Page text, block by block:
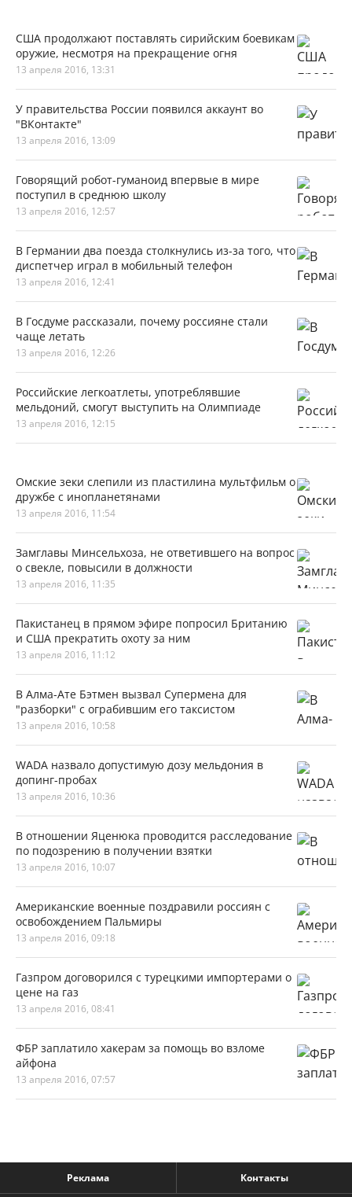
США продолжают поставлять сирийским боевикам
оружие, несмотря на прекращение огня
13 апреля 2016, 13:31
У правительства России появился аккаунт во
"ВКонтакте"
13 апреля 2016, 13:09
Говорящий робот-гуманоид впервые в мире
поступил в среднюю школу
13 апреля 2016, 12:57
В Германии два поезда столкнулись из-за того, что
диспетчер играл в мобильный телефон
13 апреля 2016, 12:41
В Госдуме рассказали, почему россияне стали
чаще летать
13 апреля 2016, 12:26
Российские легкоатлеты, употреблявшие
мельдоний, смогут выступить на Олимпиаде
13 апреля 2016, 12:15
Омские зеки слепили из пластилина мультфильм о
дружбе с инопланетянами
13 апреля 2016, 11:54
Замглавы Минсельхоза, не ответившего на вопрос
о свекле, повысили в должности
13 апреля 2016, 11:35
Пакистанец в прямом эфире попросил Британию
и США прекратить охоту за ним
13 апреля 2016, 11:12
В Алма-Ате Бэтмен вызвал Супермена для
"разборки" с ограбившим его таксистом
13 апреля 2016, 10:58
WADA назвало допустимую дозу мельдония в
допинг-пробах
13 апреля 2016, 10:36
В отношении Яценюка проводится расследование
по подозрению в получении взятки
13 апреля 2016, 10:07
Американские военные поздравили россиян с
освобождением Пальмиры
13 апреля 2016, 09:18
Газпром договорился с турецкими импортерами о
цене на газ
13 апреля 2016, 08:41
ФБР заплатило хакерам за помощь во взломе
айфона
13 апреля 2016, 07:57
Реклама Контакты